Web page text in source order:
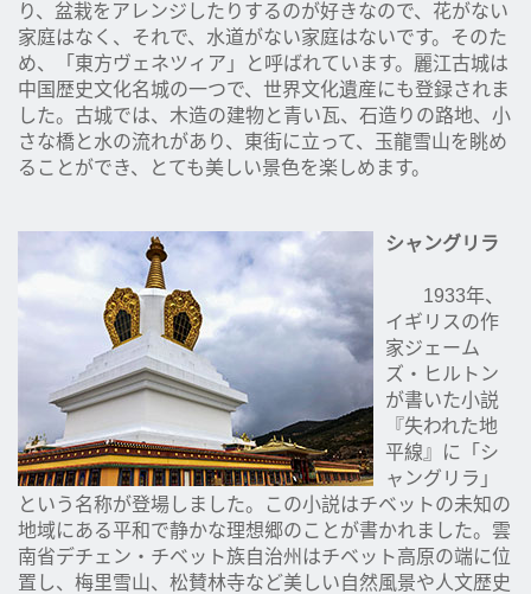
り、盆栽をアレンジしたりするのが好きなので、花がない
家庭はなく、それで、水道がない家庭はないです。そのた
め、「東方ヴェネツィア」と呼ばれています。麗江古城は
中国歴史文化名城の一つで、世界文化遺産にも登録されま
した。古城では、木造の建物と青い瓦、石造りの路地、小
さな橋と水の流れがあり、東街に立って、玉龍雪山を眺め
ることができ、とても美しい景色を楽しめます。
シャングリラ
1933年、
イギリスの作
家ジェーム
ズ・ヒルトン
が書いた小説
『失われた地
平線』に「シ
ャングリラ」
という名称が登場しました。この小説はチベットの未知の
地域にある平和で静かな理想郷のことが書かれました。雲
南省デチェン・チベット族自治州はチベット高原の端に位
置し、梅里雪山、松賛林寺など美しい自然風景や人文歴史